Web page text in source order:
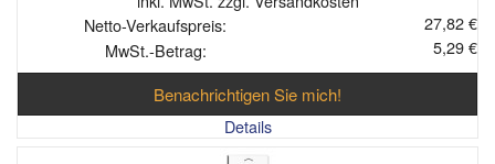
Netto-Verkaufspreis:
27,82 €
MwSt.-Betrag:
5,29 €
Benachrichtigen Sie mich!
Details